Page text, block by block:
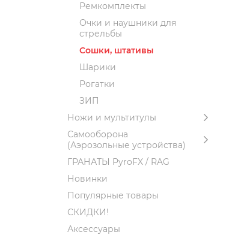
Ремкомплекты
Очки и наушники для
стрельбы
Сошки, штативы
Шарики
Рогатки
ЗИП
Ножи и мультитулы
Самооборона
(Аэрозольные устройства)
ГРАНАТЫ PyroFX / RAG
Новинки
Популярные товары
СКИДКИ!
Аксессуары